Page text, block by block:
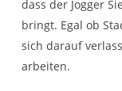
dass der Jogger
bringt. Egal ob
sich darauf
arbeiten.